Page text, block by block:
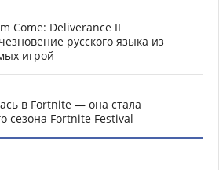
Come: Deliverance II
русского языка из
игрой
в Fortnite — она стала
сезона Fortnite Festival